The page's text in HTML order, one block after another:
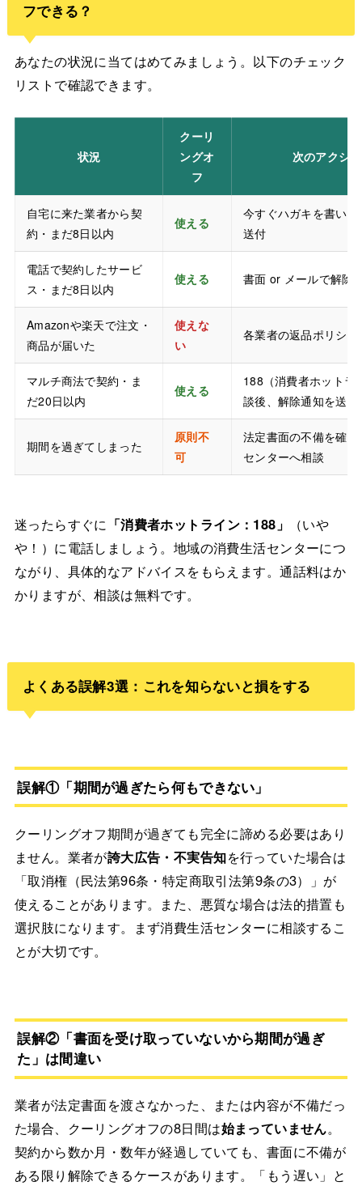
フできる？
あなたの状況に当てはめてみましょう。以下のチェック
リストで確認できます。
状況
クーリ
ングオ
フ
次のアクシ
自宅に来た業者から契
約・まだ8日以内
使える
今すぐハガキを書い
送付
電話で契約したサービ
ス・まだ8日以内
使える 書面 or メールで解除
Amazonや楽天で注文・
商品が届いた
使えな
い
各業者の返品ポリシ
マルチ商法で契約・ま
だ20日以内
使える
188（消費者ホットラ
談後、解除通知を送付
期間を過ぎてしまった
原則不
可
法定書面の不備を確
センターへ相談
迷ったらすぐに 「消費者ホットライン：188」
（いや
や！）に電話しましょう。地域の消費生活センターにつ
ながり、具体的なアドバイスをもらえます。通話料はか
かりますが、相談は無料です。
よくある誤解3選：これを知らないと損をする
誤解①「期間が過ぎたら何もできない」
クーリングオフ期間が過ぎても完全に諦める必要はあり
ません。業者が誇大広告・不実告知を行っていた場合は
「取消権（民法第96条・特定商取引法第9条の3）」が
使えることがあります。また、悪質な場合は法的措置も
選択肢になります。まず消費生活センターに相談するこ
とが大切です。
誤解②「書面を受け取っていないから期間が過ぎ
た」は間違い
業者が法定書面を渡さなかった、または内容が不備だっ
た場合、クーリングオフの8日間は始まっていません。
契約から数か月・数年が経過していても、書面に不備が
ある限り解除できるケースがあります。「もう遅い」と